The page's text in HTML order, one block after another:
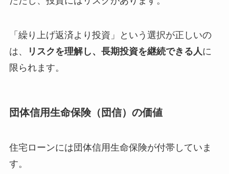
「繰り上げ返済より投資」という選択が正しいの
は、
リスクを理解し、長期投資を継続できる人 に
限られます。
団体信用生命保険（団信）の価値
住宅ローンには団体信用生命保険が付帯していま
す。